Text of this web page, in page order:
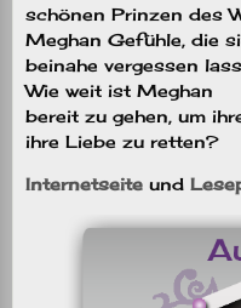
schönen Prinzen des
Meghan Gefühle, die
beinahe vergessen
Wie weit ist Meghan
bereit zu gehen, um
ihre Liebe zu retten?
Internetseite und